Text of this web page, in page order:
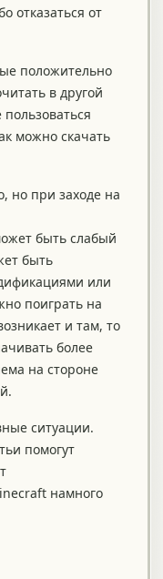
отказаться от
положительно
в другой
можно скачать
но при заходе на
быть слабый
быть
или
поиграть на
и там, то
более
на стороне
ситуации.
помогут
намного